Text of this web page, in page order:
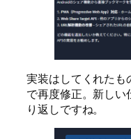
実装はしてくれた
で再度修正。新し
り返しですね。